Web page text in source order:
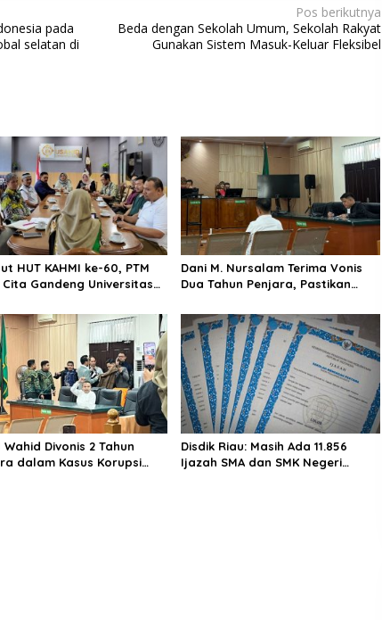
pada
selatan di
Pos berikutnya
Beda dengan Sekolah Umum, Sekolah Rakyat
Gunakan Sistem Masuk-Keluar Fleksibel
HUT KAHMI ke-60, PTM
Cita Gandeng Universitas
Dani M. Nursalam Terima Vonis
Dua Tahun Penjara, Pastikan
Wahid Divonis 2 Tahun
dalam Kasus Korupsi
Disdik Riau: Masih Ada 11.856
Ijazah SMA dan SMK Negeri